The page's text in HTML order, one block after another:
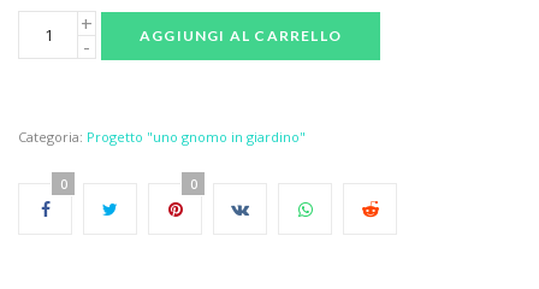
AGGIUNGI AL CARRELLO
Categoria: Progetto "uno gnomo in giardino"
0 0